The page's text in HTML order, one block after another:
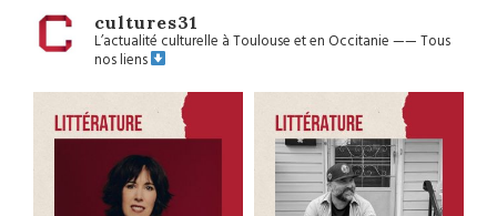
cultures31
L’actualité culturelle à Toulouse et en Occitanie——Tous
nos liens